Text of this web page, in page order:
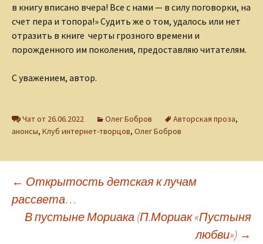
в книгу вписано вчера! Все с нами — в силу поговорки, на
счет пера и топора!» Судить же о том, удалось или нет
отразить в книге черты грозного времени и
порожденного им поколения, предоставляю читателям.
С уважением, автор.
Чат от 26.06.2022 Олег Бобров Авторская проза,
анонсы, Клуб интернет-творцов, Олег Бобров
Навигация
по
← Открытость детская к лучам
рассвета…
В пустыне Мориака (П.Мориак «Пустыня
любви») →